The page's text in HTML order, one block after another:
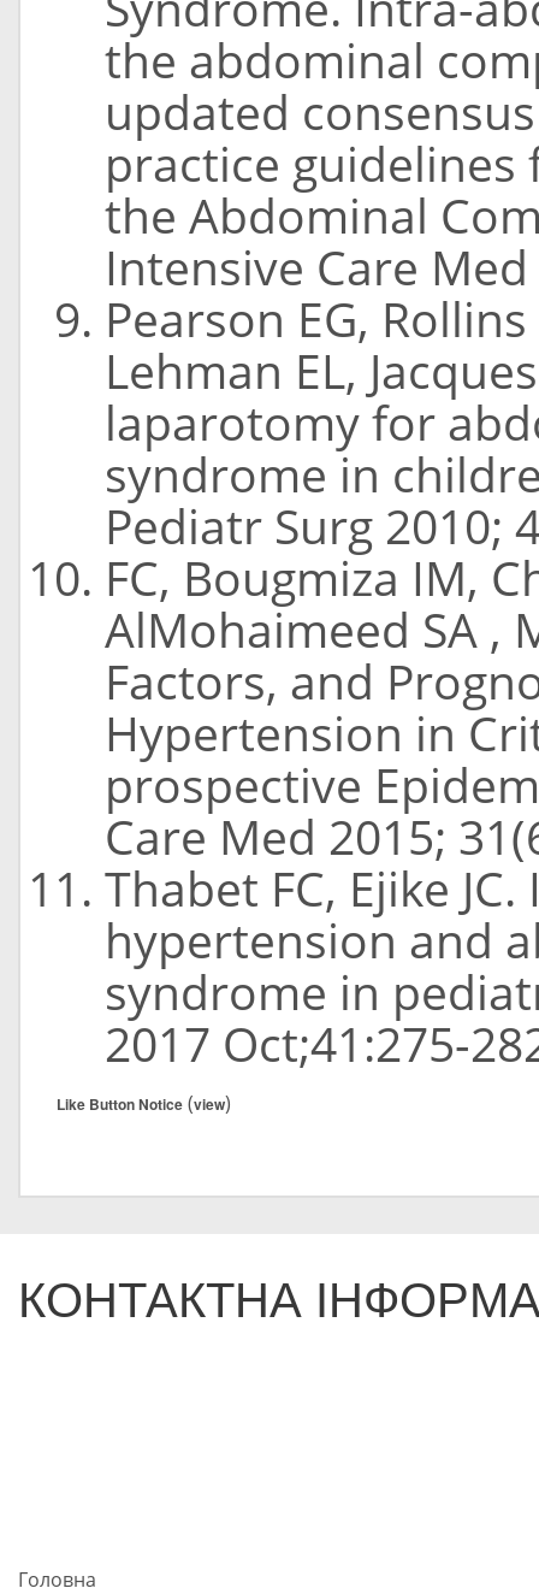
the abdominal
updated
practice
the Abdominal
Intensive Care
Pearson EG,
Lehman EL,
laparotomy for
syndrome in
Pediatr Surg 2010;
FC, Bougmiza IM,
AlMohaimeed SA ,
Factors, and
Hypertension in
prospective
Care Med 2015;
Thabet FC, Ejike
hypertension and
syndrome in
2017 Oct;41:275-
Like Button Notice (view)
КОНТАКТНА
Головна